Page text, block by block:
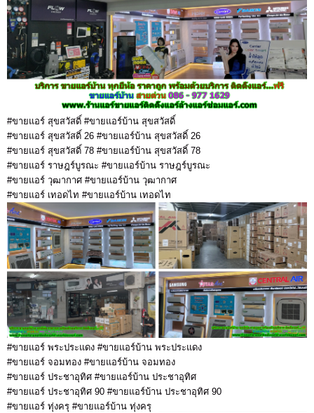
#ขายแอร์ สุขสวัสดิ์ #ขายแอร์บ้าน สุขสวัสดิ์
#ขายแอร์ สุขสวัสดิ์ 26 #ขายแอร์บ้าน สุขสวัสดิ์ 26
#ขายแอร์ สุขสวัสดิ์ 78 #ขายแอร์บ้าน สุขสวัสดิ์ 78
#ขายแอร์ ราษฎร์บูรณะ #ขายแอร์บ้าน ราษฎร์บูรณะ
#ขายแอร์ วุฒากาศ #ขายแอร์บ้าน วุฒากาศ
#ขายแอร์ เทอดไท #ขายแอร์บ้าน เทอดไท
#ขายแอร์ พระประแดง #ขายแอร์บ้าน พระประแดง
#ขายแอร์ จอมทอง #ขายแอร์บ้าน จอมทอง
#ขายแอร์ ประชาอุทิศ #ขายแอร์บ้าน ประชาอุทิศ
#ขายแอร์ ประชาอุทิศ 90 #ขายแอร์บ้าน ประชาอุทิศ 90
#ขายแอร์ ทุ่งครุ #ขายแอร์บ้าน ทุ่งครุ